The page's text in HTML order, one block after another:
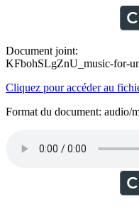
Document joint:
KFbohSLgZnU_music-for-
Cliquez pour accéder au
Format du document: audio/